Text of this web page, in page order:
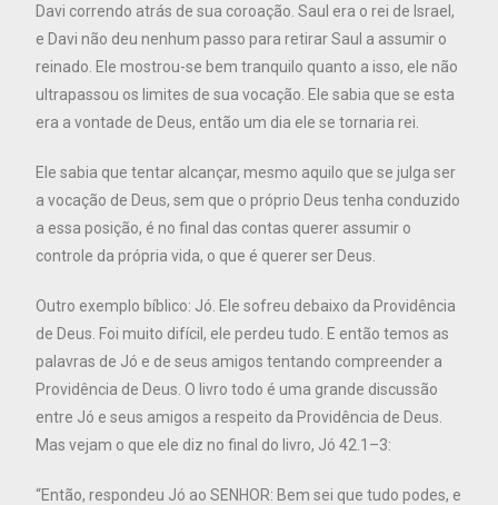
Davi correndo atrás de sua coroação. Saul era o rei de Israel,
e Davi não deu nenhum passo para retirar Saul a assumir o
reinado. Ele mostrou-se bem tranquilo quanto a isso, ele não
ultrapassou os limites de sua vocação. Ele sabia que se esta
era a vontade de Deus, então um dia ele se tornaria rei.
Ele sabia que tentar alcançar, mesmo aquilo que se julga ser
a vocação de Deus, sem que o próprio Deus tenha conduzido
a essa posição, é no final das contas querer assumir o
controle da própria vida, o que é querer ser Deus.
Outro exemplo bíblico: Jó. Ele sofreu debaixo da Providência
de Deus. Foi muito difícil, ele perdeu tudo. E então temos as
palavras de Jó e de seus amigos tentando compreender a
Providência de Deus. O livro todo é uma grande discussão
entre Jó e seus amigos a respeito da Providência de Deus.
Mas vejam o que ele diz no final do livro, Jó 42.1–3:
“Então, respondeu Jó ao SENHOR: Bem sei que tudo podes, e